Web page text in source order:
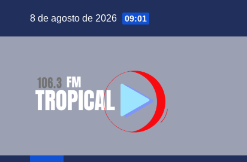
8 de agosto de 2026 09:01